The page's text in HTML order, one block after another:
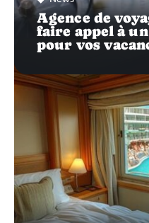
Agence de
faire appel à
pour vos